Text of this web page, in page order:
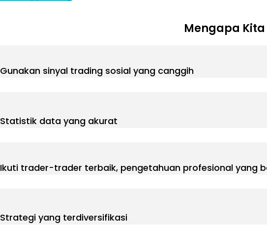
Mengapa
Gunakan sinyal trading sosial yang canggih
Statistik data yang akurat
Ikuti trader-trader terbaik, pengetahuan profesional yang
Strategi yang terdiversifikasi